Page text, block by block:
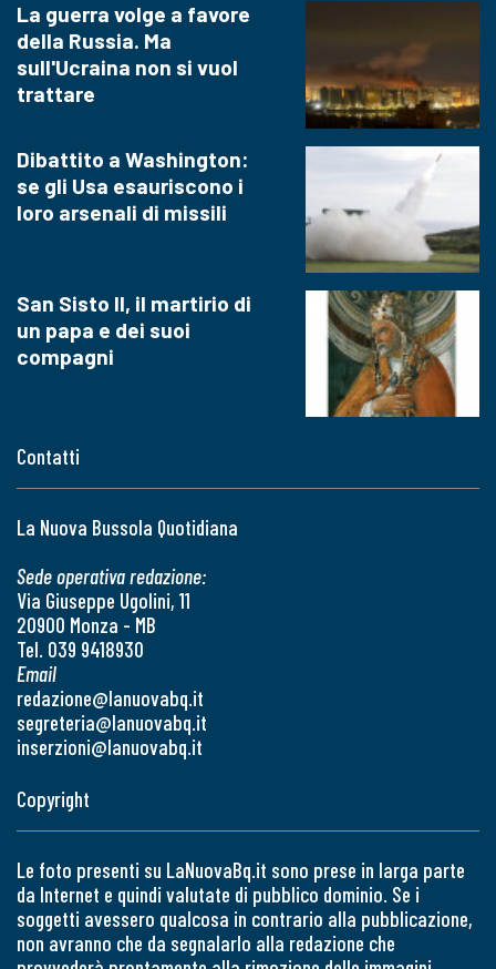
Contatti
La Nuova Bussola Quotidiana
Sede operativa redazione:
Via Giuseppe Ugolini, 11
20900 Monza - MB
Tel. 039 9418930
Email
redazione@lanuovabq.it
segreteria@lanuovabq.it
inserzioni@lanuovabq.it
La guerra volge a favore
della Russia. Ma
sull'Ucraina non si vuol
trattare
Dibattito a Washington:
se gli Usa esauriscono i
loro arsenali di missili
San Sisto II, il martirio di
un papa e dei suoi
compagni
Copyright
Le foto presenti su LaNuovaBq.it sono prese in larga parte
da Internet e quindi valutate di pubblico dominio. Se i
soggetti avessero qualcosa in contrario alla pubblicazione,
non avranno che da segnalarlo alla redazione che